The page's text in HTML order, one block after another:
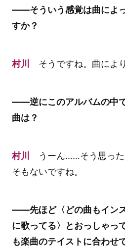
――そういう感覚は曲によ
すか？
村川 そうですね。曲によ
――逆にこのアルバムの中
曲は？
村川
うーん……そう思った
そもないですね。
――先ほど〈どの曲もイン
に歌ってる〉とおっしゃっ
も楽曲のテイストに合わせ